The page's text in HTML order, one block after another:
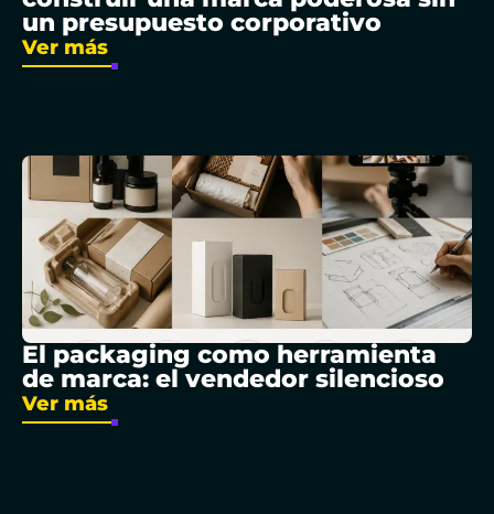
un presupuesto corporativo
Ver más
El packaging como herramienta
de marca: el vendedor silencioso
Ver más